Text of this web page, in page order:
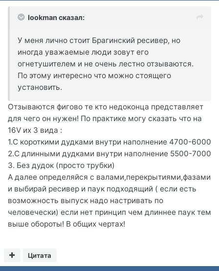
lookman сказал:
У меня лично стоит Брагинский ресивер, но
иногда уважаемые люди зовут его
огнетушителем и не очень лестно отзываются.
По этому интересно что можно стоящего
установить.
Отзываются фигово те кто недоконца представляет
для чего он нужен! По практике могу сказать что на
16V их 3 вида :
1.С короткими дудками внутри наполнение 4700-6000
2.С длинными дудками внутри наполнение 5500-7000
3. Без дудок (просто трубки)
А далее определяйся с валами,перекрытиями,фазами
и выбирай ресивер и паук подходящий ( если есть
возможность выпуск надо настривать по
человечески) если нет принцип чем длиннее паук тем
выше обороты! В общих чертах!
Цитата